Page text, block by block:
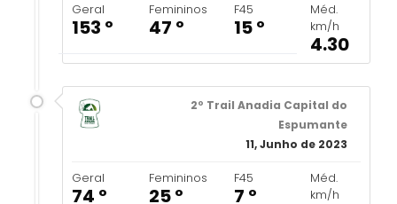
Geral
153 º
Femininos
47 º
F45
15 º
Méd.
km/h
4.30
2º Trail Anadia Capital do
Espumante
11, Junho de 2023
Geral
74 º
Femininos
25 º
F45
7 º
Méd.
km/h